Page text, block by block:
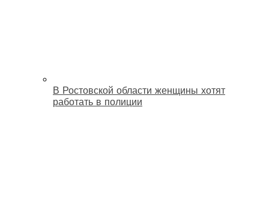
В Ростовской области женщины хотят
работать в полиции